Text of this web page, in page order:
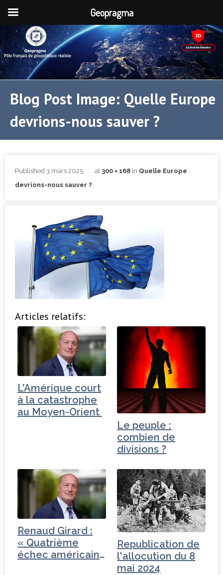
Blog Post Image: Quelle Europe
devrions-nous sauver ?
Published 3 mars 2025 at 300 × 168 in Quelle Europe
devrions-nous sauver ?
Articles relatifs:
L’Amérique court
à la catastrophe
au Moyen-Orient
Le peuple :
combien de
divisions ?
Renaud Girard :
« Quatrième
échec américain
Republication de
l'allocution du 8
mai 2024
Geopragma